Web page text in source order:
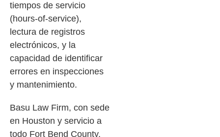
tiempos de servicio
(hours-of-service),
lectura de registros
electrónicos, y la
capacidad de identificar
errores en inspecciones
y mantenimiento.
Basu Law Firm, con sede
en Houston y servicio a
todo Fort Bend County,